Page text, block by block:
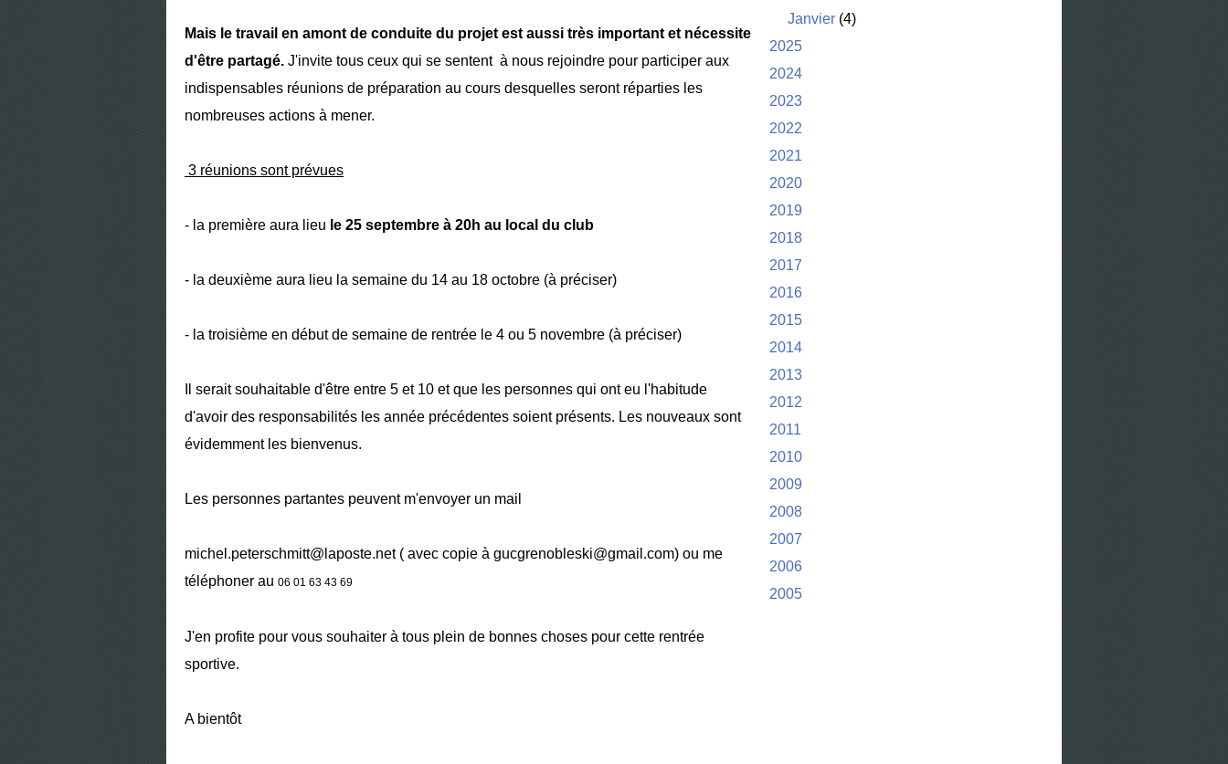
Mais le travail en amont de conduite du projet est aussi très important et nécessite
d'être partagé. J'invite tous ceux qui se sentent à nous rejoindre pour participer aux
indispensables réunions de préparation au cours desquelles seront réparties les
nombreuses actions à mener.
3 réunions sont prévues
- la première aura lieu le 25 septembre à 20h au local du club
- la deuxième aura lieu la semaine du 14 au 18 octobre (à préciser)
- la troisième en début de semaine de rentrée le 4 ou 5 novembre (à préciser)
Il serait souhaitable d'être entre 5 et 10 et que les personnes qui ont eu l'habitude
d'avoir des responsabilités les année précédentes soient présents. Les nouveaux sont
évidemment les bienvenus.
Les personnes partantes peuvent m'envoyer un mail
michel.peterschmitt@laposte.net ( avec copie à gucgrenobleski@gmail.com) ou me
téléphoner au 06 01 63 43 69
J'en profite pour vous souhaiter à tous plein de bonnes choses pour cette rentrée
sportive.
A bientôt
Janvier (4)
2025
2024
2023
2022
2021
2020
2019
2018
2017
2016
2015
2014
2013
2012
2011
2010
2009
2008
2007
2006
2005